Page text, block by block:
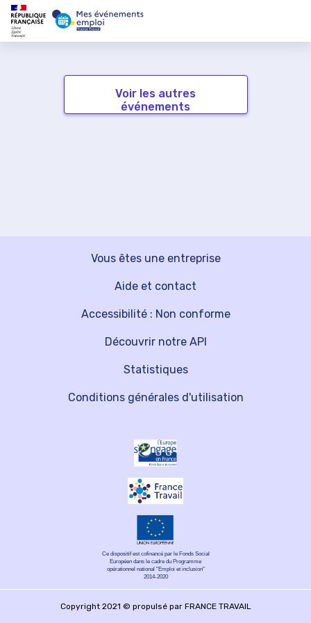
Voir les autres
événements
Vous êtes une entreprise
Découvrir notre API
Aide et contact
Statistiques
Accessibilité : Non conforme
Conditions générales d'utilisation
Ce dispositif est cofinancé par le Fonds Social
Européen dans le cadre du Programme
opérationnel national "Emploi et inclusion"
2014-2020
Copyright 2021 © propulsé par FRANCE TRAVAIL